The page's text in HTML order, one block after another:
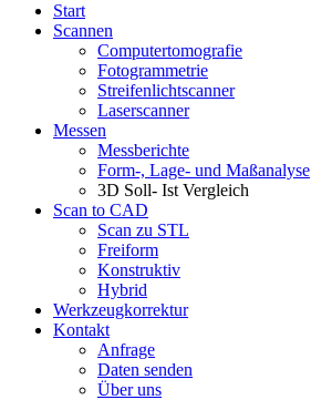
Start
Scannen
Computertomografie
Fotogrammetrie
Streifenlichtscanner
Laserscanner
Messen
Messberichte
Form-, Lage- und Maßanalyse
3D Soll- Ist Vergleich
Scan to CAD
Scan zu STL
Freiform
Konstruktiv
Hybrid
Werkzeugkorrektur
Kontakt
Anfrage
Daten senden
Über uns